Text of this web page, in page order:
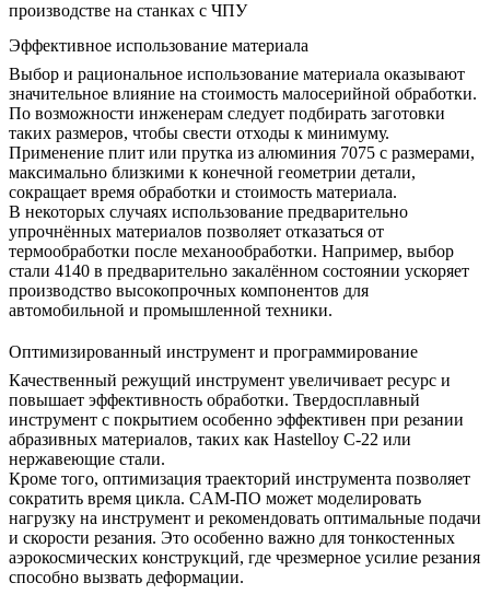
производстве на станках с ЧПУ
Эффективное использование материала
Выбор и рациональное использование материала оказывают
значительное влияние на стоимость малосерийной обработки.
По возможности инженерам следует подбирать заготовки
таких размеров, чтобы свести отходы к минимуму.
Применение плит или прутка из алюминия 7075 с размерами,
максимально близкими к конечной геометрии детали,
сокращает время обработки и стоимость материала.
В некоторых случаях использование предварительно
упрочнённых материалов позволяет отказаться от
термообработки после механообработки. Например, выбор
стали 4140 в предварительно закалённом состоянии ускоряет
производство высокопрочных компонентов для
автомобильной и промышленной техники.
Оптимизированный инструмент и программирование
Качественный режущий инструмент увеличивает ресурс и
повышает эффективность обработки. Твердосплавный
инструмент с покрытием особенно эффективен при резании
абразивных материалов, таких как Hastelloy C-22 или
нержавеющие стали.
Кроме того, оптимизация траекторий инструмента позволяет
сократить время цикла. CAM-ПО может моделировать
нагрузку на инструмент и рекомендовать оптимальные подачи
и скорости резания. Это особенно важно для тонкостенных
аэрокосмических конструкций, где чрезмерное усилие резания
способно вызвать деформации.